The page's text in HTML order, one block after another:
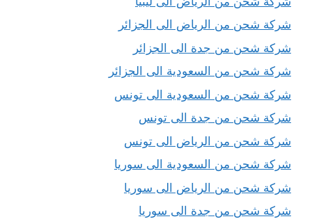
شركة شحن من الرياض الى الجزائر
شركة شحن من جدة الى الجزائر
شركة شحن من السعودية الى الجزائر
شركة شحن من السعودية الى تونس
شركة شحن من جدة الى تونس
شركة شحن من الرياض الى تونس
شركة شحن من السعودية الى سوريا
شركة شحن من الرياض الى سوريا
شركة شحن من جدة الى سوريا